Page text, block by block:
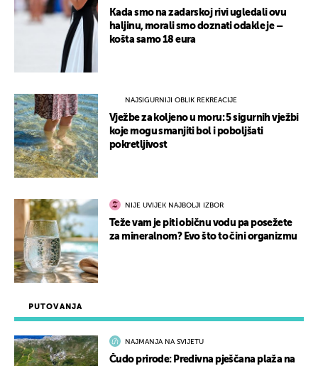
PUTOVANJA
NAJMANJA NA SVIJETU
Čudo prirode: Predivna pješčana plaža na
Kada smo na zadarskoj rivi ugledali ovu
haljinu, morali smo doznati odakle je –
košta samo 18 eura
NAJSIGURNIJI OBLIK REKREACIJE
Vježbe za koljeno u moru: 5 sigurnih vježbi
koje mogu smanjiti bol i poboljšati
pokretljivost
NIJE UVIJEK NAJBOLJI IZBOR
Teže vam je piti običnu vodu pa posežete
za mineralnom? Evo što to čini organizmu